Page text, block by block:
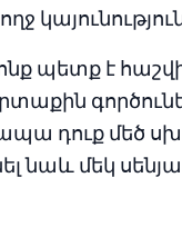
պետք է
դուք մեծ
նաև մեկ